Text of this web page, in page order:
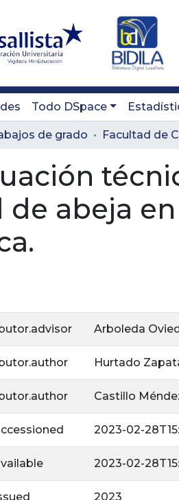
Todo DSpace
de grado
de abeja
Arboleda
Hurtado
Castillo
2023-02-
2023-02-
2023